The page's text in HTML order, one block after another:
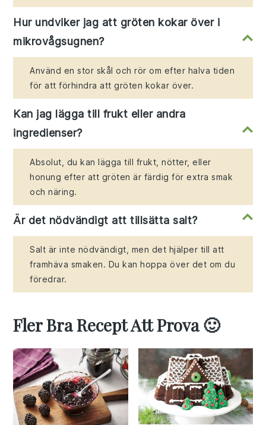
Hur undviker jag att gröten kokar över i
mikrovågsugnen?
Använd en stor skål och rör om efter halva tiden
för att förhindra att gröten kokar över.
Kan jag lägga till frukt eller andra
ingredienser?
Absolut, du kan lägga till frukt, nötter, eller
honung efter att gröten är färdig för extra smak
och näring.
Är det nödvändigt att tillsätta salt?
Salt är inte nödvändigt, men det hjälper till att
framhäva smaken. Du kan hoppa över det om du
föredrar.
Fler Bra Recept Att Prova 🙂